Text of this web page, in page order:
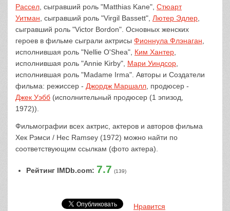
Рассел , сыгравший роль "Matthias Kane", Стюарт
Уитман , сыгравший роль "Virgil Bassett", Лютер Эдлер
сыгравший роль "Victor Bordon". Основных женских
героев в фильме сыграли актрисы Фионнула Флэнаган
исполнившая роль "Nellie O'Shea", Ким Хантер
исполнившая роль "Annie Kirby", Мари Уиндсор
исполнившая роль "Madame Irma". Авторы и Создатели
фильма: режиссер - Джордж Маршалл , продюсер -
Джек Уэбб (исполнительный продюсер (1 эпизод,
1972)).
Фильмографии всех актрис, актеров и авторов фильма
Хек Рэмси / Hec Ramsey (1972) можно найти по
соответствующим ссылкам (фото актера).
Рейтинг IMDb.com: 7.7 (139)
Нравится